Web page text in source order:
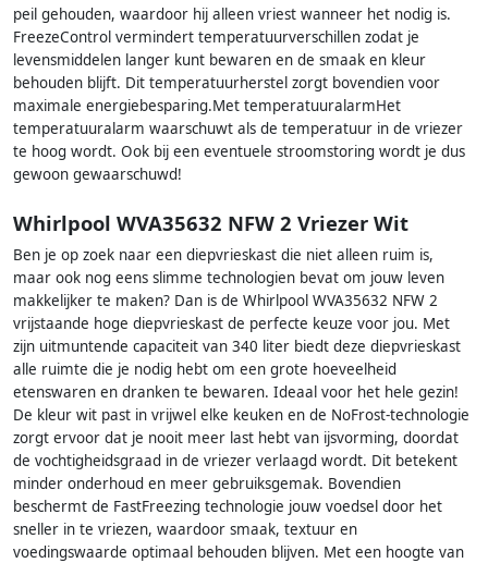
peil gehouden, waardoor hij alleen vriest wanneer het nodig is.
FreezeControl vermindert temperatuurverschillen zodat je
levensmiddelen langer kunt bewaren en de smaak en kleur
behouden blijft. Dit temperatuurherstel zorgt bovendien voor
maximale energiebesparing.Met temperatuuralarmHet
temperatuuralarm waarschuwt als de temperatuur in de vriezer
te hoog wordt. Ook bij een eventuele stroomstoring wordt je dus
gewoon gewaarschuwd!
Whirlpool WVA35632 NFW 2 Vriezer Wit
Ben je op zoek naar een diepvrieskast die niet alleen ruim is,
maar ook nog eens slimme technologien bevat om jouw leven
makkelijker te maken? Dan is de Whirlpool WVA35632 NFW 2
vrijstaande hoge diepvrieskast de perfecte keuze voor jou. Met
zijn uitmuntende capaciteit van 340 liter biedt deze diepvrieskast
alle ruimte die je nodig hebt om een grote hoeveelheid
etenswaren en dranken te bewaren. Ideaal voor het hele gezin!
De kleur wit past in vrijwel elke keuken en de NoFrost-technologie
zorgt ervoor dat je nooit meer last hebt van ijsvorming, doordat
de vochtigheidsgraad in de vriezer verlaagd wordt. Dit betekent
minder onderhoud en meer gebruiksgemak. Bovendien
beschermt de FastFreezing technologie jouw voedsel door het
sneller in te vriezen, waardoor smaak, textuur en
voedingswaarde optimaal behouden blijven. Met een hoogte van